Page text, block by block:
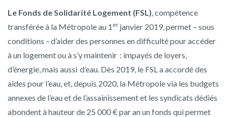
Le Fonds de Solidarité Logement (FSL) , compétence
transférée à la Métropole au 1 er janvier 2019, permet – sous
conditions – d’aider des personnes en difficulté pour accéder
à un logement ou à s’y maintenir : impayés de loyers,
d’énergie, mais aussi d’eau. Dès 2019, le FSL a accordé des
aides pour l’eau, et, depuis 2020, la Métropole via les budgets
annexes de l’eau et de l’assainissement et les syndicats dédiés
abondent à hauteur de 25 000 € par an un fonds qui permet